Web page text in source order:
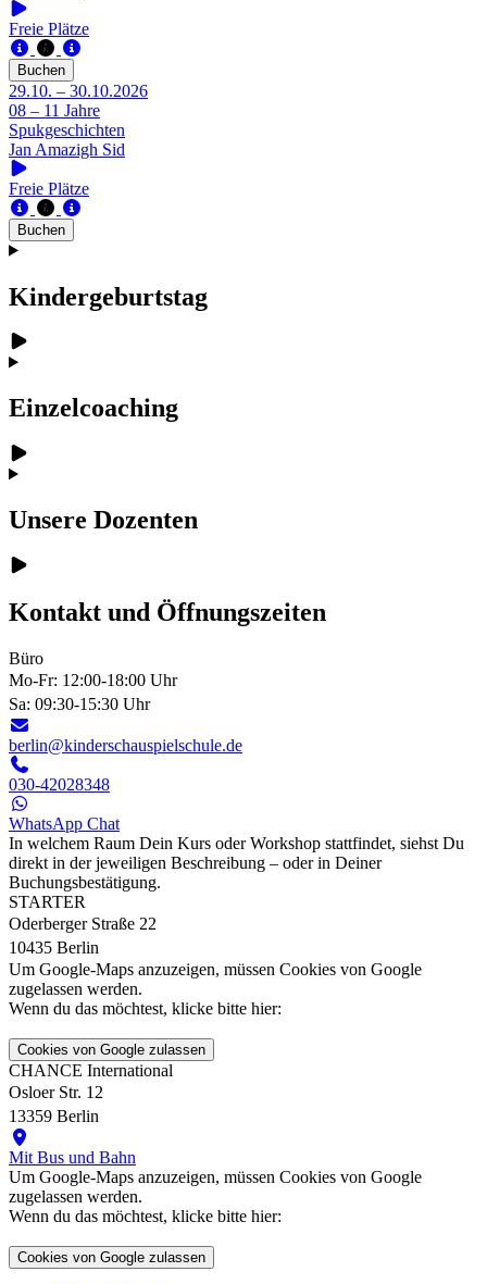
Freie Plätze
Buchen
29.10. – 30.10.2026
08 – 11 Jahre
Spukgeschichten
Jan Amazigh Sid
Freie Plätze
Buchen
Kindergeburtstag
Einzelcoaching
Unsere Dozenten
Kontakt und Öffnungszeiten
Büro
Mo-Fr: 12:00-18:00 Uhr
Sa: 09:30-15:30 Uhr
berlin@kinderschauspielschule.de
030-42028348
WhatsApp Chat
In welchem Raum Dein Kurs oder Workshop stattfindet, siehst Du
direkt in der jeweiligen Beschreibung – oder in Deiner
Buchungsbestätigung.
STARTER
Oderberger Straße 22
10435 Berlin
Um Google-Maps anzuzeigen, müssen Cookies von Google
zugelassen werden.
Wenn du das möchtest, klicke bitte hier:
Cookies von Google zulassen
CHANCE International
Osloer Str. 12
13359 Berlin
Mit Bus und Bahn
Um Google-Maps anzuzeigen, müssen Cookies von Google
zugelassen werden.
Wenn du das möchtest, klicke bitte hier:
Cookies von Google zulassen